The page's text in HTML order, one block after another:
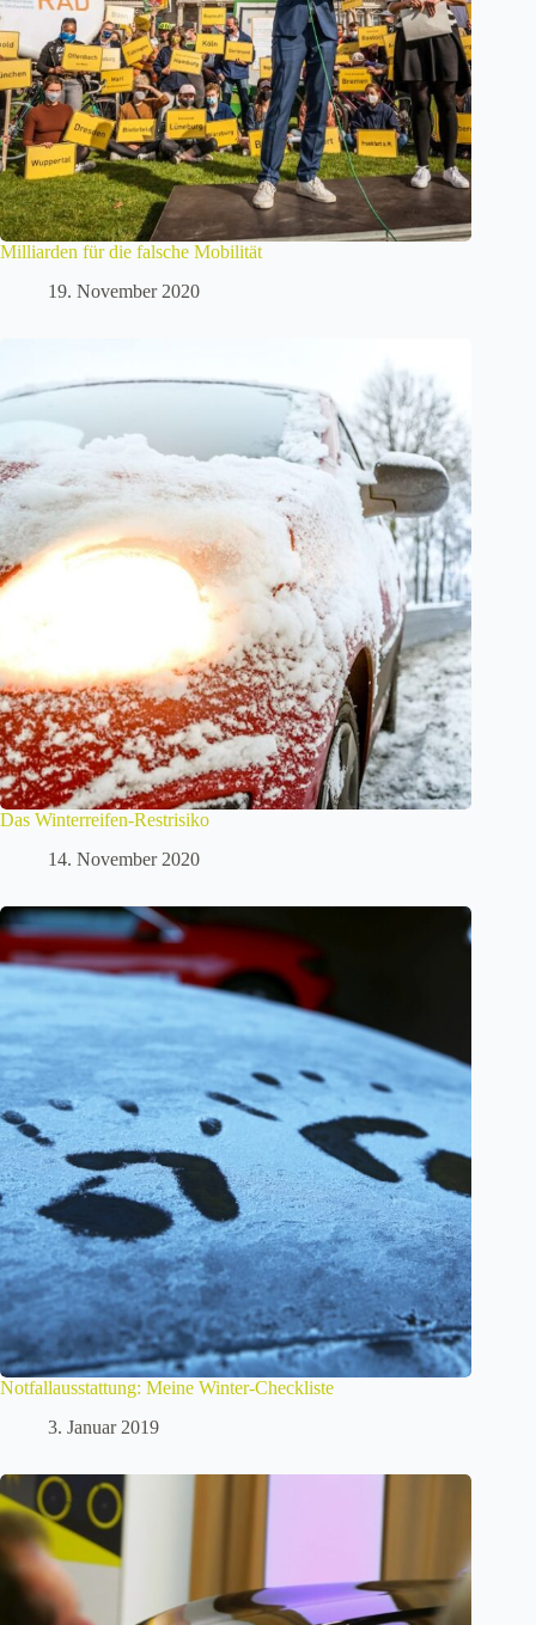
Milliarden für die falsche Mobilität
19. November 2020
Das Winterreifen-Restrisiko
14. November 2020
Notfallausstattung: Meine Winter-Checkliste
3. Januar 2019